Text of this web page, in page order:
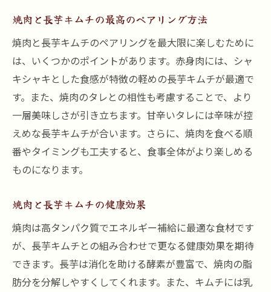
コンビネーション
焼肉と長芋キムチの健康的なペアリング
黒川駅近くでおすすめの焼肉と長芋キムチ
の店
焼肉と長芋キムチの最高のペアリングを楽
しむコツ
黒川駅で楽しむ至福の焼肉と長芋キムチの味わ
焼肉と長芋キムチの食体験の楽しみ方
黒川駅での焼肉と長芋キムチの人気スポッ
ト
至福の焼肉と長芋キムチを楽しむためのポ
イント
焼肉と長芋キムチの最高のペアリング方法
焼肉と長芋キムチのペアリングを最大限に楽しむために
は、いくつかのポイントがあります。赤身肉には、シャ
キシャキとした食感が特徴の軽めの長芋キムチが最適で
す。また、焼肉のタレとの相性も考慮することで、より
一層美味しさが引き立ちます。甘辛いタレには辛味が控
えめな長芋キムチが合います。さらに、焼肉を食べる順
番やタイミングも工夫すると、食事全体がより楽しめる
ものになります。
焼肉と長芋キムチの健康効果
焼肉は高タンパク質でエネルギー補給に最適な食材です
が、長芋キムチとの組み合わせで更なる健康効果を期待
できます。長芋は消化を助ける酵素が豊富で、焼肉の脂
肪分を分解しやすくしてくれます。また、キムチには乳